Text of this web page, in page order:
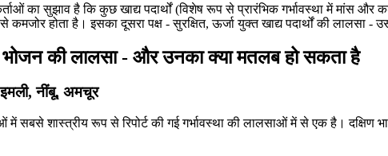
का सुझाव है कि कुछ खाद्य पदार्थों (विशेष रूप से प्रारंभिक गर्भावस्था में मांस और
होता है। इसका दूसरा पक्ष - सुरक्षित, ऊर्जा युक्त खाद्य पदार्थों की लालसा -
भोजन की लालसा - और उनका क्या मतलब हो सकता है
नींबू, अमचूर
में सबसे शास्त्रीय रूप से रिपोर्ट की गई गर्भावस्था की लालसाओं में से एक है।